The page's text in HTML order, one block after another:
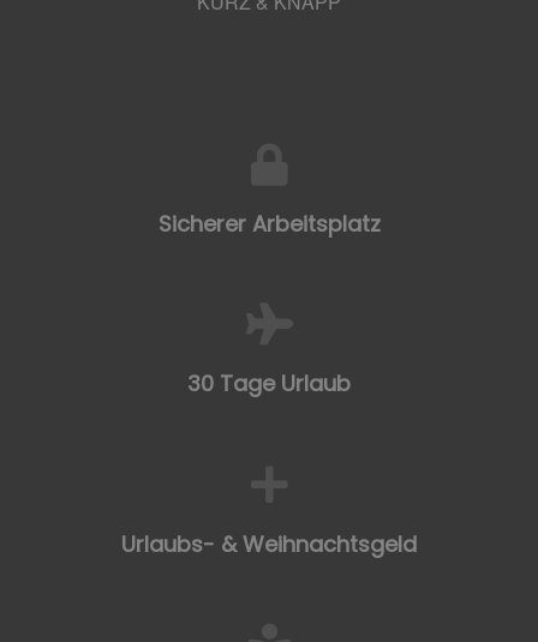
Sicherer Arbeitsplatz
30 Tage Urlaub
Urlaubs- & Weihnachtsgeld